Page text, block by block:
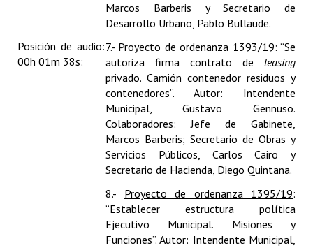
Posición de audio:
00h 01m 38s:
Marcos Barberis y Secretario de
Desarrollo Urbano, Pablo Bullaude.
7.- Proyecto de ordenanza 1393/19: “Se
autoriza firma contrato de leasing
privado. Camión contenedor residuos y
contenedores”. Autor: Intendente
Municipal, Gustavo Gennuso.
Colaboradores: Jefe de Gabinete,
Marcos Barberis; Secretario de Obras y
Servicios Públicos, Carlos Cairo y
Secretario de Hacienda, Diego Quintana.
8.- Proyecto de ordenanza 1395/19:
“Establecer estructura política
Ejecutivo Municipal. Misiones y
Funciones”. Autor: Intendente Municipal,